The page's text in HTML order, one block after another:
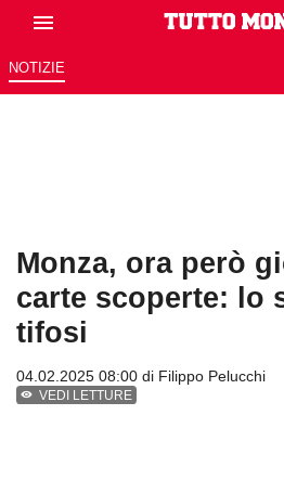
NOTIZIE
Monza, ora però
carte scoperte: lo
tifosi
04.02.2025 08:00 di Filippo Pelucchi
VEDI LETTURE